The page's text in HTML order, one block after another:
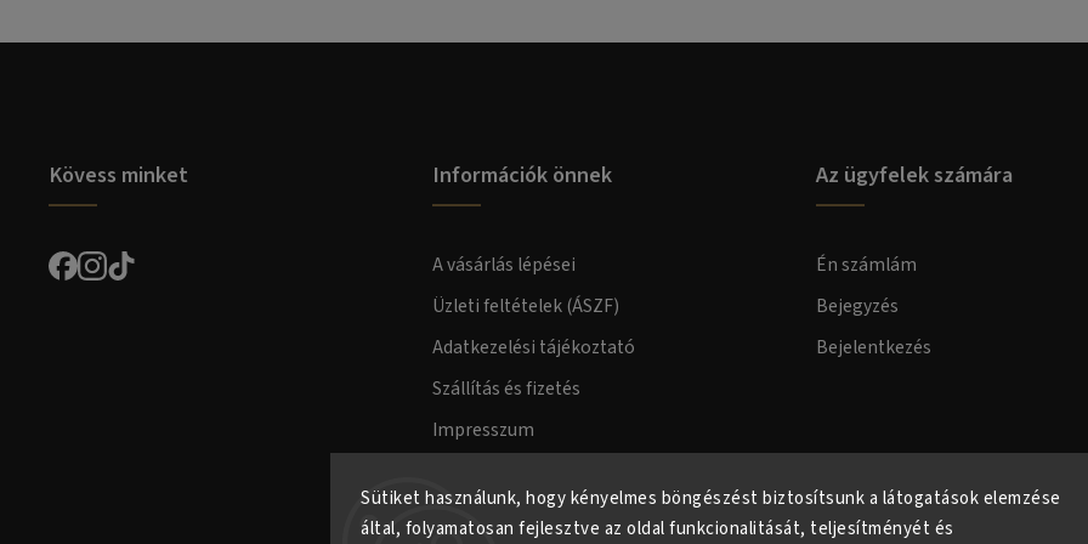
Sütiket használunk, hogy kényelmes böngészést biztosítsunk a látogatások elemzése
által, folyamatosan fejlesztve az oldal funkcionalitását, teljesítményét és
Kövess minket Információk önnek
A vásárlás lépései
Üzleti feltételek (ÁSZF)
Adatkezelési tájékoztató
Szállítás és fizetés
Impresszum
Az ügyfelek számára
Én számlám
Bejegyzés
Bejelentkezés